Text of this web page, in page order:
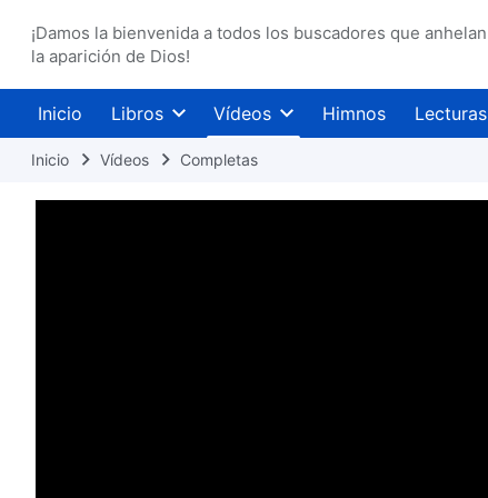
¡Damos la bienvenida a todos los buscadores que anhelan
la aparición de Dios!
Inicio Libros Vídeos Himnos Lecturas
Inicio Vídeos Completas